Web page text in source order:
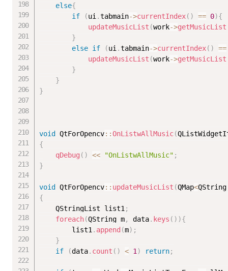
else{
if
(ui.tabmain->currentIndex( ) == 0){
updateMusicList (work->getMusicList
}
else if (ui.tabmain->currentIndex( )
==
updateMusicList (work->getMusicList
}
}
}
void QtForOpencv::OnListwAllMusic(
{
qDebug ( ) << "OnListwAllMusic" ;
}
void QtForOpencv:: updateMusicList (QMap<QString
{
	QStringList list1
;
foreach(QString m, data. keys ( ) ){
		list1
. append (m) ;
}
if
(data. count ( ) < 1) return;